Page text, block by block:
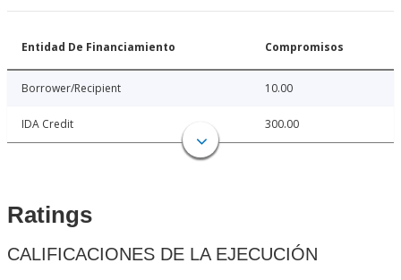
Entidad De Financiamiento Compromisos
Borrower/Recipient 10.00
IDA Credit 300.00
Ratings
CALIFICACIONES DE LA EJECUCIÓN